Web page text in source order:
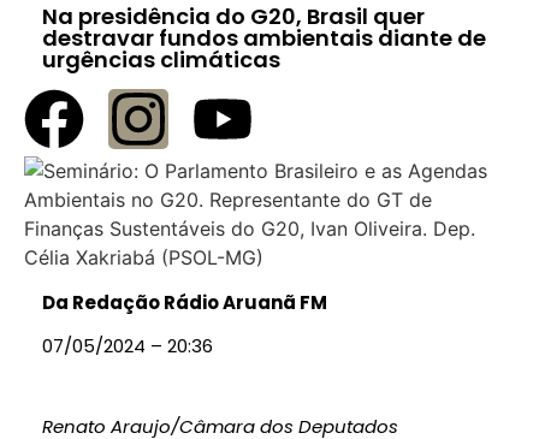
Na presidência do G20, Brasil quer
destravar fundos ambientais diante de
urgências climáticas
Da Redação Rádio Aruanã FM
07/05/2024 – 20:36
Renato Araujo/Câmara dos Deputados